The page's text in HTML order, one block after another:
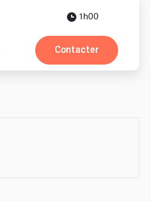
1h00
Contacter